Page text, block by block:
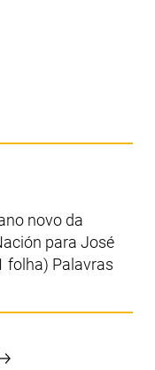
novo da
para José
folha) Palavras